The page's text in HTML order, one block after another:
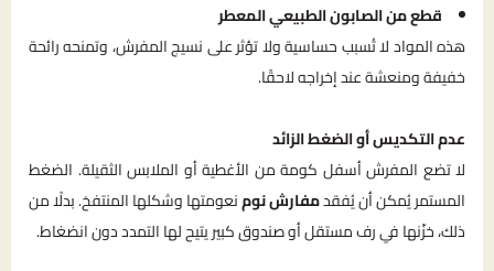
قطع من الصابون الطبيعي المعطر
هذه المواد لا تُسبب حساسية ولا تؤثر على نسيج المفرش، وتمنحه رائحة
خفيفة ومنعشة عند إخراجه لاحقًا.
عدم التكديس أو الضغط الزائد
لا تضع المفرش أسفل كومة من الأغطية أو الملابس الثقيلة. الضغط
المستمر يُمكن أن يُفقدمفارش نومنعومتها وشكلها المنتفخ. بدلًا من
ذلك، خزّنها في رف مستقل أو صندوق كبير يتيح لها التمدد دون انضغاط.